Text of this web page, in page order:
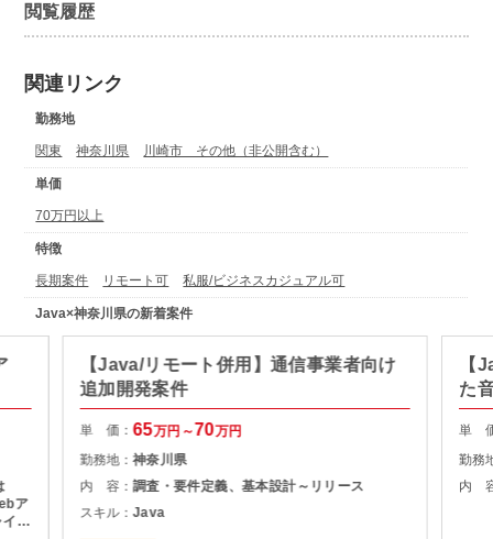
閲覧履歴
関連リンク
勤務地
関東 神奈川県 川崎市 その他（非公開含む）
単価
70万円以上
特徴
長期案件 リモート可 私服/ビジネスカジュアル可
Java×神奈川県の新着案件
ア
ル
【Java/リモート併用】通信事業者向け
追加開発案件
単 価：65万円～70万円
勤務地：神奈川県
内 容：調査・要件定義、基本設計～リリース
スキル：Java
【
た
単
勤務
内